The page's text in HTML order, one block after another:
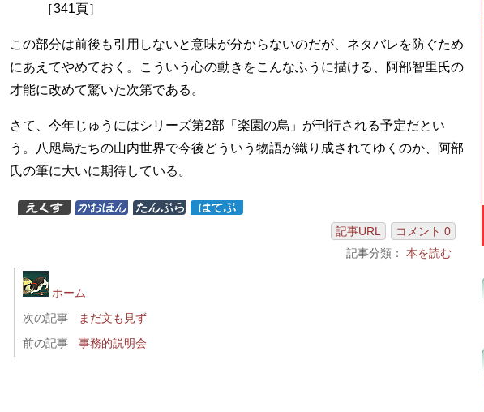
［341頁］
この部分は前後も引用しないと意味が分からないのだが、ネタバレを防ぐため
にあえてやめておく。こういう心の動きをこんなふうに描ける、阿部智里氏の
才能に改めて驚いた次第である。
さて、今年じゅうにはシリーズ第2部「楽園の烏」が刊行される予定だとい
う。八咫烏たちの山内世界で今後どういう物語が織り成されてゆくのか、阿部
氏の筆に大いに期待している。
記事URL
コメント 0
記事分類： 本を読む
ホーム
次の記事
まだ文も見ず
前の記事
事務的説明会